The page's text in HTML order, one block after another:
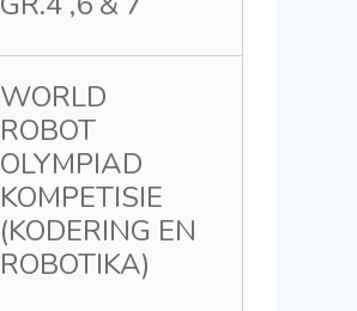
WORLD
ROBOT
OLYMPIAD
KOMPETISIE
(KODERING EN
ROBOTIKA)